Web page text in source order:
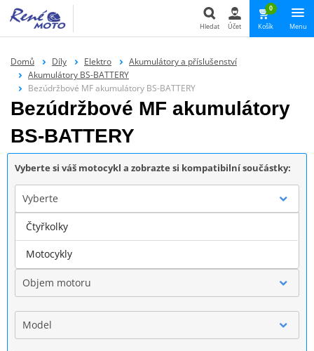
Hledat Účet
0
Košík Menu
Domů Díly Elektro
Akumulátory a příslušenství
Akumulátory BS-BATTERY
Bezúdržbové MF akumulátory BS-BATTERY
Bezúdržbové MF akumulátory
BS-BATTERY
Vyberte si váš motocykl a zobrazte si kompatibilní součástky:
Vyberte
Značka
Objem motoru
Model
Čtyřkolky
Motocykly